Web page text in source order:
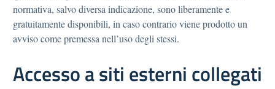
normativa, salvo diversa indicazione, sono liberamente e
gratuitamente disponibili, in caso contrario viene prodotto un
avviso come premessa nell’uso degli stessi.
Accesso a siti esterni collegati